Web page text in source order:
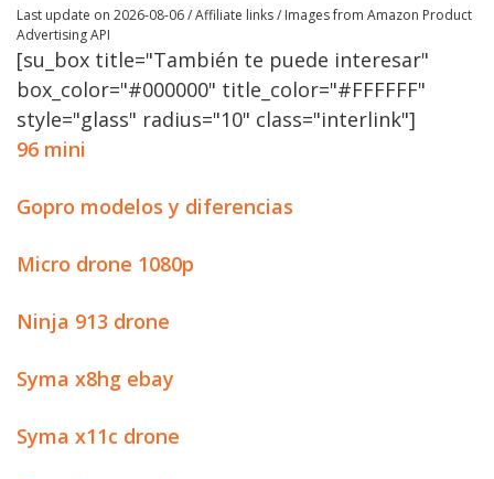
Last update on 2026-08-06 / Affiliate links / Images from Amazon Product
Advertising API
[su_box title="También te puede interesar"
box_color="#000000" title_color="#FFFFFF"
style="glass" radius="10" class="interlink"]
96 mini
Gopro modelos y diferencias
Micro drone 1080p
Ninja 913 drone
Syma x8hg ebay
Syma x11c drone